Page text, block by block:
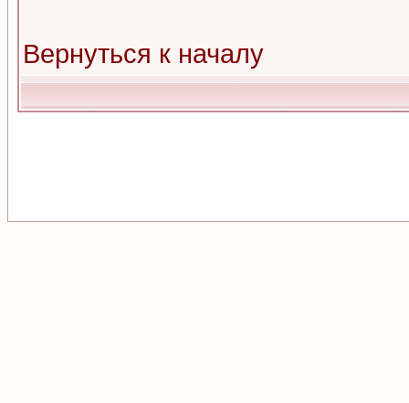
Вернуться к началу